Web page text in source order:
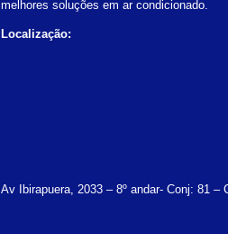
melhores soluções em ar condicionado.
Localização:
Av Ibirapuera, 2033 – 8º andar- Conj: 81 –